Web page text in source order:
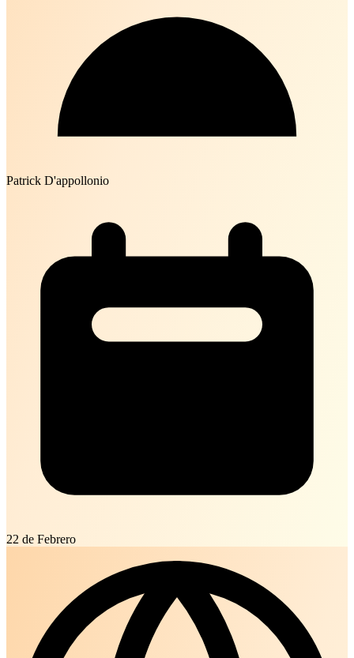
Patrick D'appollonio
22 de Febrero